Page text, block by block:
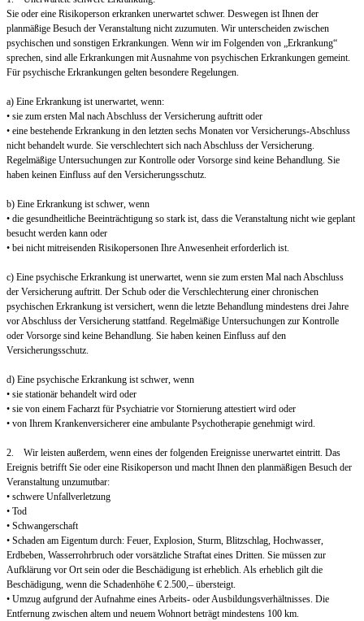
Sie oder eine Risikoperson erkranken unerwartet schwer. Deswegen ist Ihnen der
planmäßige Besuch der Veranstaltung nicht zuzumuten. Wir unterscheiden zwischen
psychischen und sonstigen Erkrankungen. Wenn wir im Folgenden von „Erkrankung“
sprechen, sind alle Erkrankungen mit Ausnahme von psychischen Erkrankungen gemeint.
Für psychische Erkrankungen gelten besondere Regelungen.
a) Eine Erkrankung ist unerwartet, wenn:
• sie zum ersten Mal nach Abschluss der Versicherung auftritt oder
• eine bestehende Erkrankung in den letzten sechs Monaten vor Versicherungs-Abschluss
nicht behandelt wurde. Sie verschlechtert sich nach Abschluss der Versicherung.
Regelmäßige Untersuchungen zur Kontrolle oder Vorsorge sind keine Behandlung. Sie
haben keinen Einfluss auf den Versicherungsschutz.
b) Eine Erkrankung ist schwer, wenn
• die gesundheitliche Beeinträchtigung so stark ist, dass die Veranstaltung nicht wie geplant
besucht werden kann oder
• bei nicht mitreisenden Risikopersonen Ihre Anwesenheit erforderlich ist.
c) Eine psychische Erkrankung ist unerwartet, wenn sie zum ersten Mal nach Abschluss
der Versicherung auftritt. Der Schub oder die Verschlechterung einer chronischen
psychischen Erkrankung ist versichert, wenn die letzte Behandlung mindestens drei Jahre
vor Abschluss der Versicherung stattfand. Regelmäßige Untersuchungen zur Kontrolle
oder Vorsorge sind keine Behandlung. Sie haben keinen Einfluss auf den
Versicherungsschutz.
d) Eine psychische Erkrankung ist schwer, wenn
• sie stationär behandelt wird oder
• sie von einem Facharzt für Psychiatrie vor Stornierung attestiert wird oder
• von Ihrem Krankenversicherer eine ambulante Psychotherapie genehmigt wird.
2. Wir leisten außerdem, wenn eines der folgenden Ereignisse unerwartet eintritt. Das
Ereignis betrifft Sie oder eine Risikoperson und macht Ihnen den planmäßigen Besuch der
Veranstaltung unzumutbar:
• schwere Unfallverletzung
• Tod
• Schwangerschaft
• Schaden am Eigentum durch: Feuer, Explosion, Sturm, Blitzschlag, Hochwasser,
Erdbeben, Wasserrohrbruch oder vorsätzliche Straftat eines Dritten. Sie müssen zur
Aufklärung vor Ort sein oder die Beschädigung ist erheblich. Als erheblich gilt die
Beschädigung, wenn die Schadenhöhe € 2.500,– übersteigt.
• Umzug aufgrund der Aufnahme eines Arbeits- oder Ausbildungsverhältnisses. Die
Entfernung zwischen altem und neuem Wohnort beträgt mindestens 100 km.